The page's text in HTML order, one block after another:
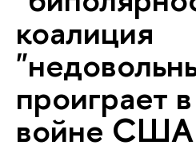
коалиция
проиграет
войне США